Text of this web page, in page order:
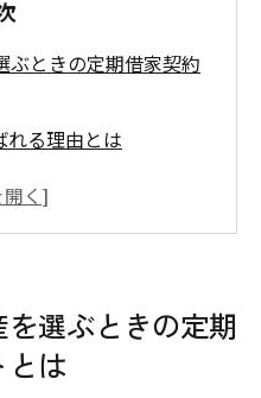
ぶときの定期借家契約
れる理由とは
約期間の自由さ
せた柔軟な契約
に岡山市北区で理想
選ぶときの定期
とは